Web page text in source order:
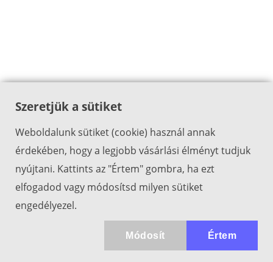
Szeretjük a sütiket
Weboldalunk sütiket (cookie) használ annak
érdekében, hogy a legjobb vásárlási élményt tudjuk
nyújtani. Kattints az "Értem" gombra, ha ezt
elfogadod vagy módosítsd milyen sütiket
engedélyezel.
Értem
Módosít